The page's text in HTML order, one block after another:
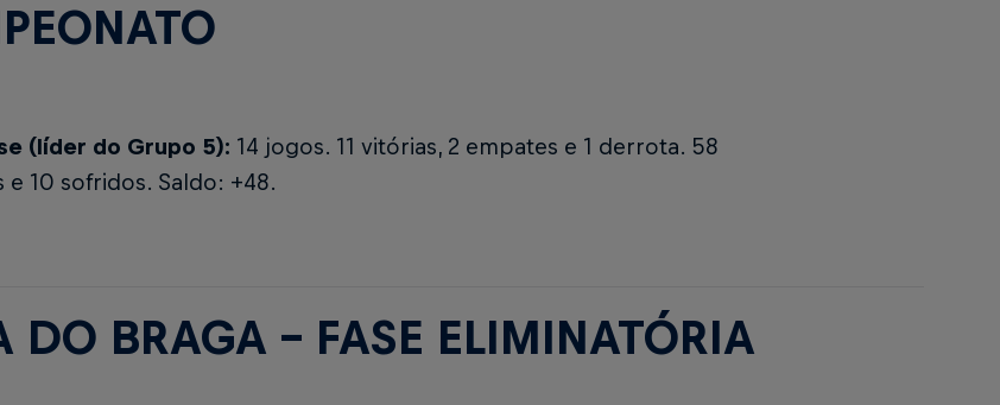
(líder do Grupo 5): 14 jogos. 11 vitórias, 2 empates e 1 derrota. 58
e 10 sofridos. Saldo: +48.
DO BRAGA - FASE ELIMINATÓRIA